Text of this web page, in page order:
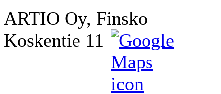
ARTIO Oy, Finsko
Koskentie 11